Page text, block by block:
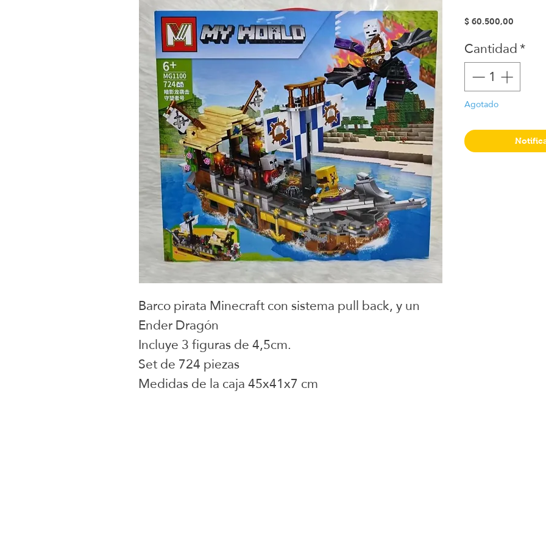
Barco pirata Minecraft con sistema pull back, y un
Ender Dragón
Incluye 3 figuras de 4,5cm.
Set de 724 piezas
Medidas de la caja 45x41x7 cm
$ 60.500,00
Cantidad*
Agotado